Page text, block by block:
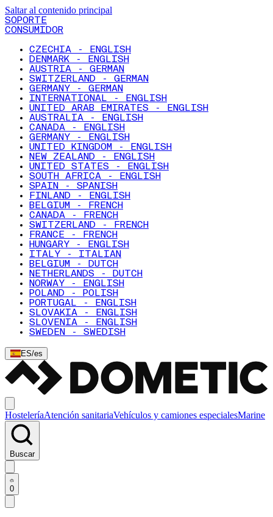
Saltar al contenido principal
SOPORTE
CONSUMIDOR
CZECHIA - ENGLISH
DENMARK - ENGLISH
AUSTRIA - GERMAN
SWITZERLAND - GERMAN
GERMANY - GERMAN
INTERNATIONAL - ENGLISH
UNITED ARAB EMIRATES - ENGLISH
AUSTRALIA - ENGLISH
CANADA - ENGLISH
GERMANY - ENGLISH
UNITED KINGDOM - ENGLISH
NEW ZEALAND - ENGLISH
UNITED STATES - ENGLISH
SOUTH AFRICA - ENGLISH
SPAIN - SPANISH
FINLAND - ENGLISH
BELGIUM - FRENCH
CANADA - FRENCH
SWITZERLAND - FRENCH
FRANCE - FRENCH
HUNGARY - ENGLISH
ITALY - ITALIAN
BELGIUM - DUTCH
NETHERLANDS - DUTCH
NORWAY - ENGLISH
POLAND - POLISH
PORTUGAL - ENGLISH
SLOVAKIA - ENGLISH
SLOVENIA - ENGLISH
SWEDEN - SWEDISH
ES/es
HosteleríaAtención sanitariaVehículos y camiones especialesMarine
Buscar
0